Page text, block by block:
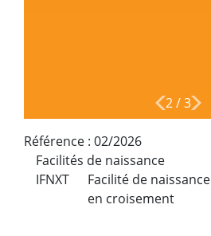
2/3
Référence : 02/2026
Facilités de naissance
IFNXT
Facilité de naissance
en croisement